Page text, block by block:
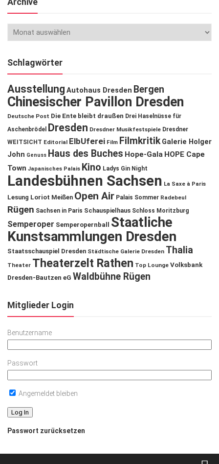
Schlagwörter
Ausstellung Autohaus Dresden Bergen
Chinesischer Pavillon Dresden
Deutsche Post Die Ente bleibt draußen Drei Haselnüsse für
Aschenbrödel
Dresden Dresdner Musikfestspiele Dresdner
WEITSICHT Editorial ElbUferei Film Filmkritik Galerie Holger
John Genuss Haus des Buches Hope-Gala HOPE Cape
Town Japanisches Palais Kino Ladys Gin Night
Landesbühnen Sachsen La Saxe à Paris
Lesung Loriot Meißen Open Air Palais Sommer Radebeul
Rügen Sachsen in Paris Schauspielhaus Schloss Moritzburg
Semperoper Semperopernball
Staatliche
Kunstsammlungen Dresden
Staatsschauspiel Dresden Städtische Galerie Dresden Thalia
Theater Theaterzelt Rathen Top Lounge Volksbank
Dresden-Bautzen eG Waldbühne Rügen
Mitglieder Login
Benutzername
Passwort
Angemeldet bleiben
Passwort zurücksetzen